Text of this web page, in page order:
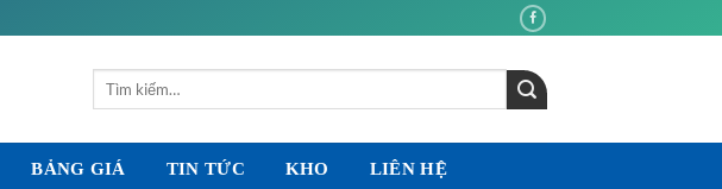
Tìm
BẢNG GIÁ TIN TỨC KHO LIÊN HỆ